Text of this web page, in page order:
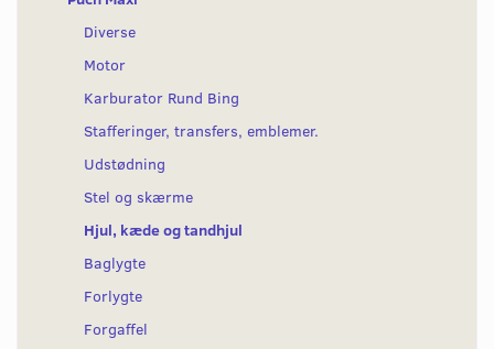
Diverse
Motor
Karburator Rund Bing
Stafferinger, transfers, emblemer.
Udstødning
Stel og skærme
Hjul, kæde og tandhjul
Baglygte
Forlygte
Forgaffel